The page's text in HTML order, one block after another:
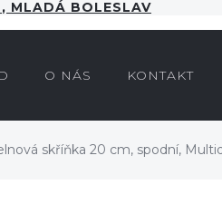
, MLADÁ BOLESLAV
O NÁS KONTAKT
skříňka 20 cm, spodní,